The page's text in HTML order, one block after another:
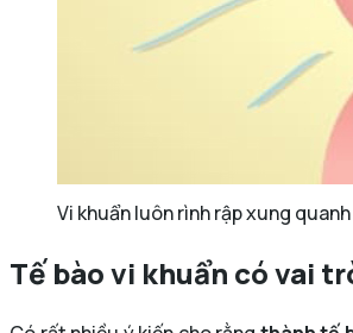
Vi khuẩn luôn rình rập xung
Tế bào vi khuẩn có vai